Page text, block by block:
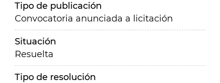
Tipo de publicación
Convocatoria anunciada a licitación
Situación
Resuelta
Tipo de resolución